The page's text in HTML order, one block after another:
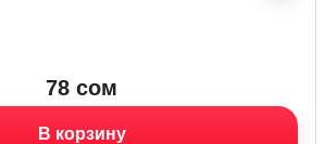
78 сом
В корзину